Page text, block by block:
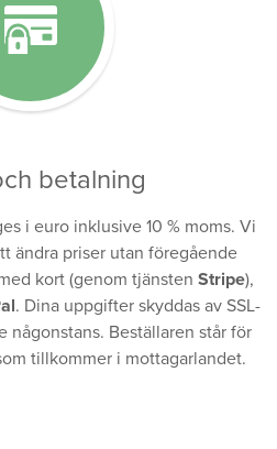
betalning
i euro inklusive 10 % moms. Vi
ändra priser utan föregående
kort (genom tjänsten Stripe),
. Dina uppgifter skyddas av SSL-
någonstans. Beställaren står för
tillkommer i mottagarlandet.